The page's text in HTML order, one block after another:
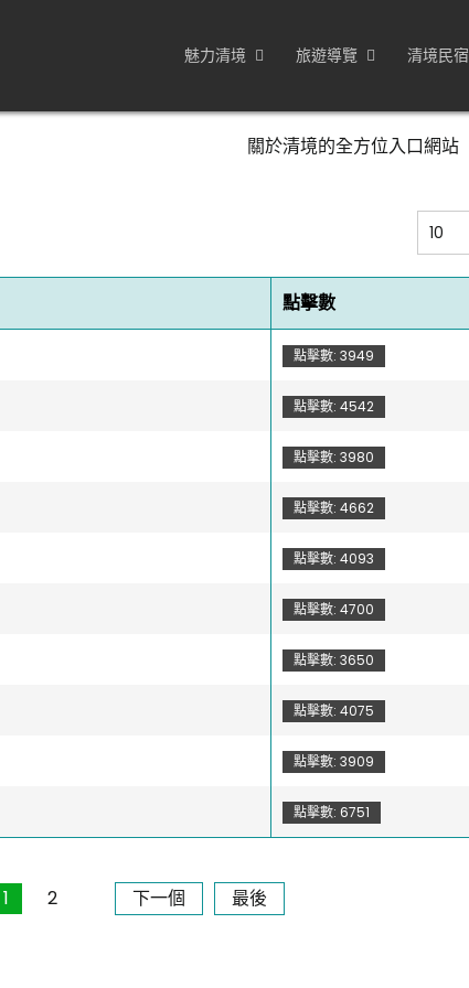
魅力清境 旅遊導覽 清境民宿
關於清境的全方位入口網站
顯
示
數
點擊數
點擊數: 3949
點擊數: 4542
點擊數: 3980
點擊數: 4662
點擊數: 4093
點擊數: 4700
點擊數: 3650
點擊數: 4075
點擊數: 3909
點擊數: 6751
1 2 下一個 最後